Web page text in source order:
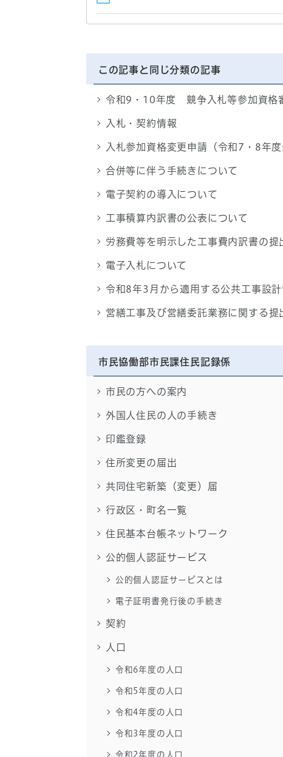
この記事と同じ分類の記事
令和9・10年度 競争入札等参加資格
入札・契約情報
入札参加資格変更申請（令和7・8年度
合併等に伴う手続きについて
電子契約の導入について
工事積算内訳書の公表について
労務費等を明示した工事費内訳書の提
電子入札について
令和8年3月から適用する公共工事設
営繕工事及び営繕委託業務に関する
市民協働部市民課住民記録係
市民の方への案内
外国人住民の人の手続き
印鑑登録
住所変更の届出
共同住宅新築（変更）届
行政区・町名一覧
住民基本台帳ネットワーク
公的個人認証サービス
公的個人認証サービスとは
電子証明書発行後の手続き
契約
人口
令和6年度の人口
令和5年度の人口
令和4年度の人口
令和3年度の人口
令和2年度の人口